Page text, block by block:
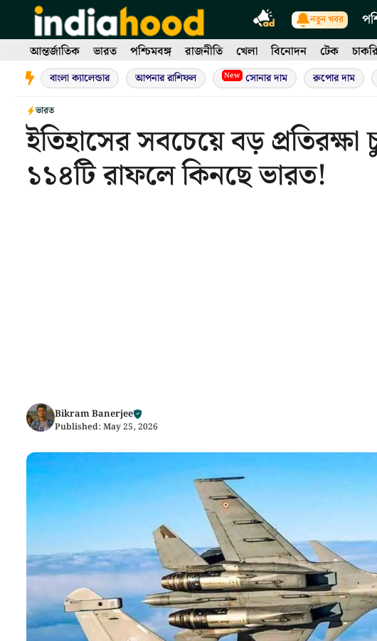
content
নতুন খবর
আন্তর্জাতিক ভারত পশ্চিমবঙ্গ রাজনীতি খেলা বিনোদন টেক
বাংলা ক্যালেন্ডার আপনার রাশিফল New সোনার দাম রুপোর দাম
ভারত
ইতিহাসের সবচেয়ে বড়
১১৪টি রাফলে কিনছে ভারত!
Bikram Banerjee
Published: May 25, 2026